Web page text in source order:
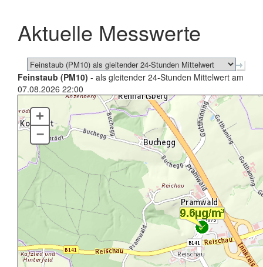
schließen
Aktuelle Messwerte
Feinstaub (PM10) - als gleitender 24-Stunden Mittelwert am
07.08.2026 22:00
+
–